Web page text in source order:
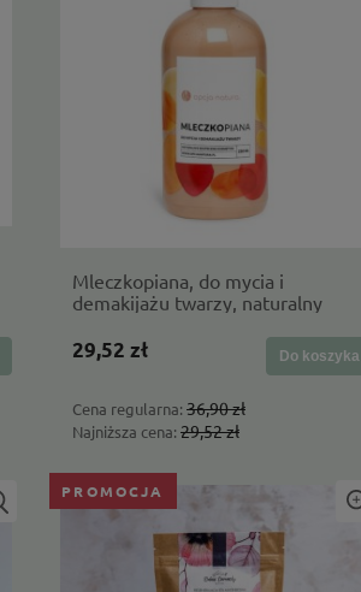
Mleczkopiana, do mycia i
demakijażu twarzy, naturalny
29,52 zł
Cena regularna: 36,90 zł
Najniższa cena: 29,52 zł
Do koszyka
PROMOCJA